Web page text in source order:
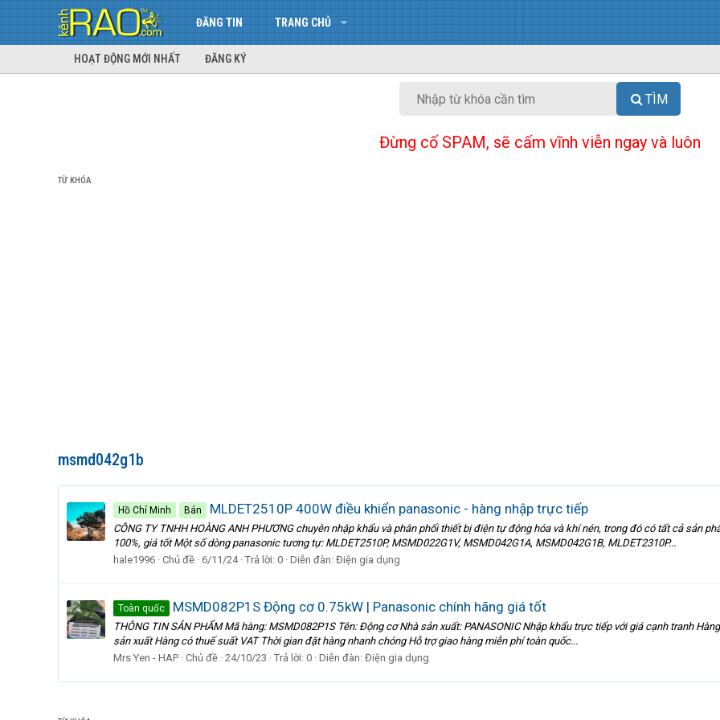
ĐĂNG TIN TRANG CHỦ
HOẠT ĐỘNG MỚI NHẤT ĐĂNG KÝ
TÌM
Đừng cố SPAM, sẽ cấm vĩnh viễn ngay và luôn
TỪ KHÓA
msmd042g1b
Hồ Chí Minh Bán MLDET2510P 400W điều khiển panasonic - hàng nhập trực tiếp
CÔNG TY TNHH HOÀNG ANH PHƯƠNG chuyên nhập khẩu và phân phối thiết bị điện tự động hóa và khí nén, trong đó có tất cả sản
100%, giá tốt Một số dòng panasonic tương tự: MLDET2510P, MSMD022G1V, MSMD042G1A, MSMD042G1B, MLDET2310P...
hale1996 Chủ đề 6/11/24 Trả lời: 0 Diễn đàn: Điện gia dụng
Toàn quốc MSMD082P1S Động cơ 0.75kW | Panasonic chính hãng giá tốt
THÔNG TIN SẢN PHẨM Mã hàng: MSMD082P1S Tên: Động cơ Nhà sản xuất: PANASONIC Nhập khẩu trực tiếp với giá cạnh tranh
sản xuất Hàng có thuế suất VAT Thời gian đặt hàng nhanh chóng Hỗ trợ giao hàng miễn phí toàn quốc...
Mrs Yen - HAP Chủ đề 24/10/23 Trả lời: 0 Diễn đàn: Điện gia dụng